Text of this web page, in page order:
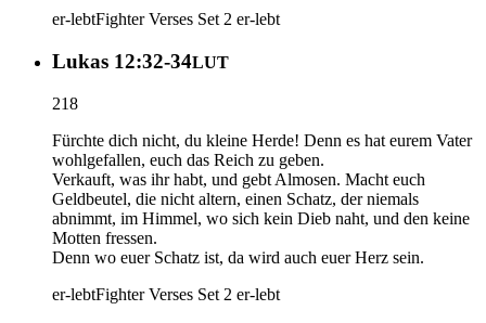
er-lebtFighter Verses Set 2 er-lebt
Lukas 12:32-34LUT
218
Fürchte dich nicht, du kleine Herde! Denn es hat eurem Vater
wohlgefallen, euch das Reich zu geben.
Verkauft, was ihr habt, und gebt Almosen. Macht euch
Geldbeutel, die nicht altern, einen Schatz, der niemals
abnimmt, im Himmel, wo sich kein Dieb naht, und den keine
Motten fressen.
Denn wo euer Schatz ist, da wird auch euer Herz sein.
er-lebtFighter Verses Set 2 er-lebt